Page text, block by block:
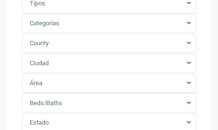
Tipos
Categorías
County
Ciudad
Área
Beds/Baths
Estado